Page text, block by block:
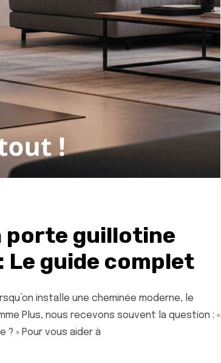
porte guillotine
guide complet
installe une cheminée moderne, le
Plus, nous recevons souvent la question : «
» Pour vous aider à